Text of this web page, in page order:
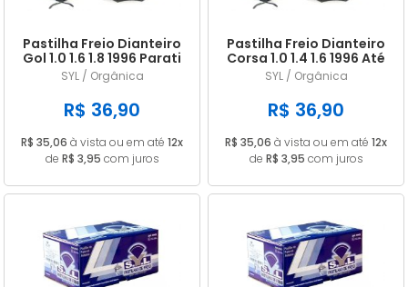
Pastilha Freio Dianteiro
Gol 1.0 1.6 1.8 1996 Parati
2.0 1997/
SYL / Orgânica
R$ 36,90
R$ 35,06 à vista ou em até 12x
de R$ 3,95 com juros
Pastilha Freio Dianteiro
Corsa 1.0 1.4 1.6 1996 Até
2000 Parati 1.0 Turbo
2000/...
SYL / Orgânica
R$ 36,90
R$ 35,06 à vista ou em até 12x
de R$ 3,95 com juros